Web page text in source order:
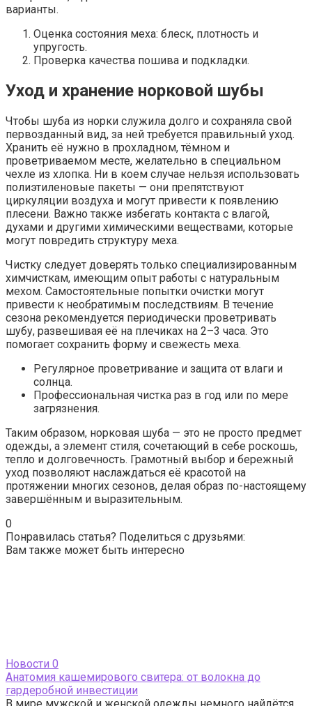
варианты.
Оценка состояния меха: блеск, плотность и
упругость.
Проверка качества пошива и подкладки.
Уход и хранение норковой шубы
Чтобы шуба из норки служила долго и сохраняла свой
первозданный вид, за ней требуется правильный уход.
Хранить её нужно в прохладном, тёмном и
проветриваемом месте, желательно в специальном
чехле из хлопка. Ни в коем случае нельзя использовать
полиэтиленовые пакеты — они препятствуют
циркуляции воздуха и могут привести к появлению
плесени. Важно также избегать контакта с влагой,
духами и другими химическими веществами, которые
могут повредить структуру меха.
Чистку следует доверять только специализированным
химчисткам, имеющим опыт работы с натуральным
мехом. Самостоятельные попытки очистки могут
привести к необратимым последствиям. В течение
сезона рекомендуется периодически проветривать
шубу, развешивая её на плечиках на 2–3 часа. Это
помогает сохранить форму и свежесть меха.
Регулярное проветривание и защита от влаги и
солнца.
Профессиональная чистка раз в год или по мере
загрязнения.
Таким образом, норковая шуба — это не просто предмет
одежды, а элемент стиля, сочетающий в себе роскошь,
тепло и долговечность. Грамотный выбор и бережный
уход позволяют наслаждаться её красотой на
протяжении многих сезонов, делая образ по-настоящему
завершённым и выразительным.
0
Понравилась статья? Поделиться с друзьями:
Вам также может быть интересно
Новости 0
Анатомия кашемирового свитера: от волокна до
гардеробной инвестиции